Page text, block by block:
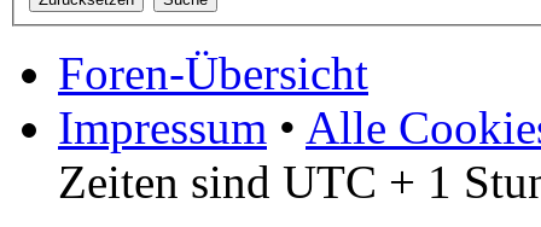
Foren-Übersicht
Impressum • Alle
Zeiten sind UTC + 1